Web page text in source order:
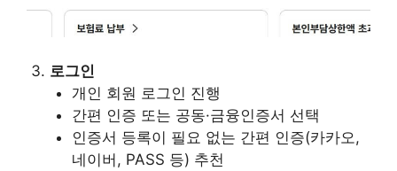
로그인
개인 회원 로그인 진행
간편 인증 또는 공동·금융인증서 선택
인증서 등록이 필요 없는 간편 인증(카카오,
네이버, PASS 등) 추천